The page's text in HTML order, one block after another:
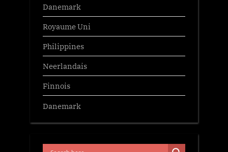
Danemark
Royaume Uni
Philippines
Neerlandais
Finnois
Danemark